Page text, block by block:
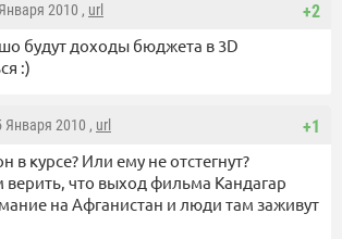
+2
2010 , url
будут доходы бюджета в 3D
:)
+1
Января 2010 , url
в курсе? Или ему не отстегнут?
что выход фильма Кандагар
на Афганистан и люди там заживут